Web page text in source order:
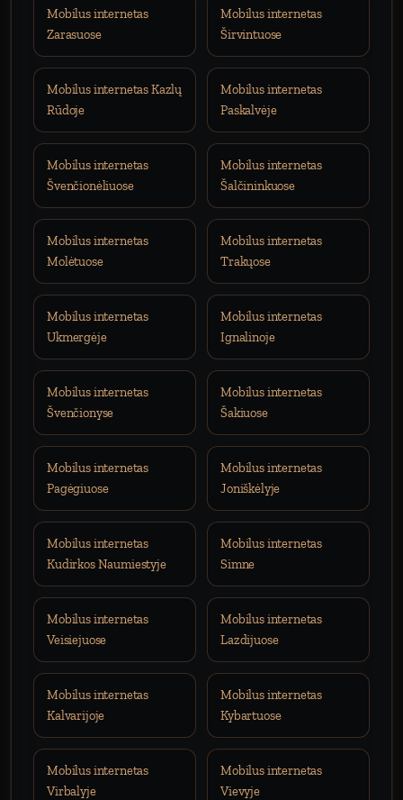
Mobilus internetas
Zarasuose
Mobilus internetas
Širvintuose
Mobilus internetas Kazlų
Rūdoje
Mobilus internetas
Paskalvėje
Mobilus internetas
Švenčionėliuose
Mobilus internetas
Šalčininkuose
Mobilus internetas
Molėtuose
Mobilus internetas
Trakųose
Mobilus internetas
Ukmergėje
Mobilus internetas
Ignalinoje
Mobilus internetas
Švenčionyse
Mobilus internetas
Šakiuose
Mobilus internetas
Pagėgiuose
Mobilus internetas
Joniškėlyje
Mobilus internetas
Kudirkos Naumiestyje
Mobilus internetas
Simne
Mobilus internetas
Veisiejuose
Mobilus internetas
Lazdijuose
Mobilus internetas
Kalvarijoje
Mobilus internetas
Kybartuose
Mobilus internetas
Virbalyje
Mobilus internetas
Vievyje